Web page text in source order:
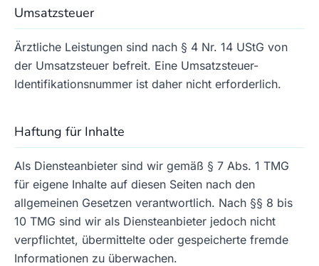
Umsatzsteuer
Ärztliche Leistungen sind nach § 4 Nr. 14 UStG von
der Umsatzsteuer befreit. Eine Umsatzsteuer-
Identifikationsnummer ist daher nicht erforderlich.
Haftung für Inhalte
Als Diensteanbieter sind wir gemäß § 7 Abs. 1 TMG
für eigene Inhalte auf diesen Seiten nach den
allgemeinen Gesetzen verantwortlich. Nach §§ 8 bis
10 TMG sind wir als Diensteanbieter jedoch nicht
verpflichtet, übermittelte oder gespeicherte fremde
Informationen zu überwachen.